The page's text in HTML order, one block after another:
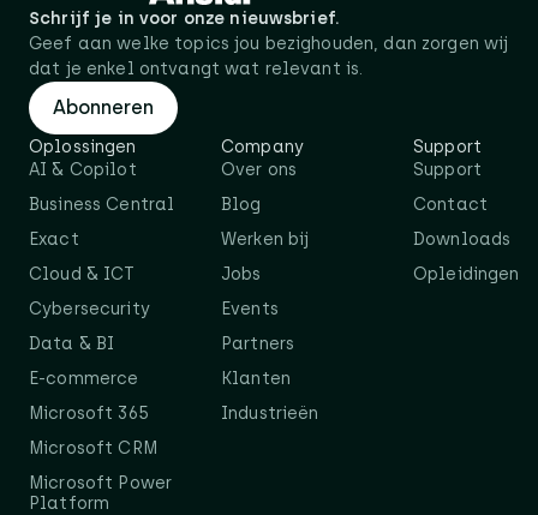
Schrijf je in voor onze nieuwsbrief.
Geef aan welke topics jou bezighouden, dan zorgen wij
dat je enkel ontvangt wat relevant is.
Abonneren
Oplossingen
AI & Copilot
Business Central
Exact
Cloud & ICT
Cybersecurity
Data & BI
E-commerce
Microsoft 365
Microsoft CRM
Microsoft Power
Platform
Company
Over ons
Blog
Werken bij
Jobs
Events
Partners
Klanten
Industrieën
Support
Support
Contact
Downloads
Opleidingen